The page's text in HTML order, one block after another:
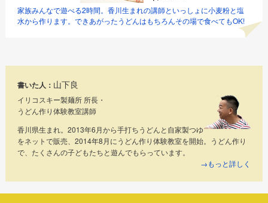
家族みんなで遊べる2時間。香川生まれの講師といっしょに小麦粉と塩
水から作ります。できあがったうどんはもちろんその場で食べてもOK!
書いた人： 山下良
イリコスキー製麺所 所長・
うどん作り体験教室講師
香川県生まれ。2013年6月から手打ちうどんと自家製つゆ
をネットで販売、2014年8月にうどん作り体験教室を開始。うどん作り
で、たくさんの子どもたちと遊んでもらっています。
→もっと詳しく